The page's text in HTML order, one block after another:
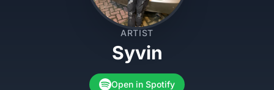
ARTIST
Syvin
Open in Spotify